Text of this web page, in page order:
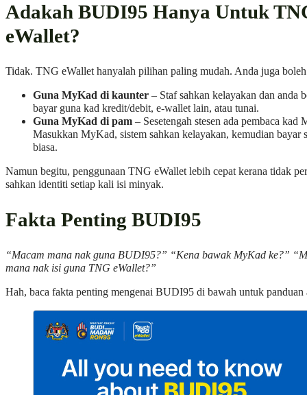
Adakah BUDI95 Hanya Untuk
eWallet?
Tidak. TNG eWallet hanyalah pilihan paling mudah. Anda juga
Guna MyKad di kaunter – Staf sahkan kelayakan dan anda
bayar guna kad kredit/debit, e-wallet lain, atau tunai.
Guna MyKad di pam – Sesetengah stesen ada pembaca kad
Masukkan MyKad, sistem sahkan kelayakan, kemudian bayar
biasa.
Namun begitu, penggunaan TNG eWallet lebih cepat kerana tidak
sahkan identiti setiap kali isi minyak.
Fakta Penting BUDI95
“Macam mana nak guna BUDI95?” “Kena bawak MyKad ke?”
mana nak isi guna TNG eWallet?”​
Hah, baca fakta penting mengenai BUDI95 di bawah untuk panduan